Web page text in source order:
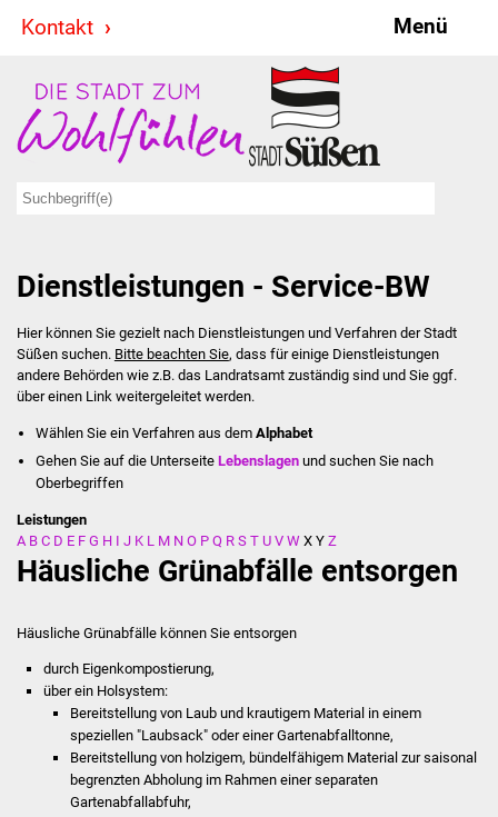
Kontakt Menü
Stadt & Politik
Bürgermeister
Ausschüsse
Ratsinformationssystem
Jugendbeirat
Summerrockfestival
Stadtverwaltung
Stellenangebote
Kontakt
Dienstleistungen - Service-BW
Hier können Sie gezielt nach Dienstleistungen und Verfahren der Stadt
Süßen suchen. Bitte beachten Sie, dass für einige Dienstleistungen
andere Behörden wie z.B. das Landratsamt zuständig sind und Sie ggf.
über einen Link weitergeleitet werden.
Wählen Sie ein Verfahren aus dem Alphabet
Gehen Sie auf die UnterseiteLebenslagen und suchen Sie nach
Oberbegriffen
Leistungen
A B C D E F G H I J K L M N O P Q R S T U V W X Y Z
Häusliche Grünabfälle entsorgen
Häusliche Grünabfälle können Sie entsorgen
durch Eigenkompostierung,
über ein Holsystem:
Bereitstellung von Laub und krautigem Material in einem
speziellen "Laubsack" oder einer Gartenabfalltonne,
Bereitstellung von holzigem, bündelfähigem Material zur saisonal
begrenzten Abholung im Rahmen einer separaten
Gartenabfallabfuhr,